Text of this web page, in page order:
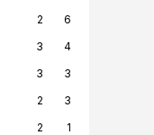
2
6
3
4
3
3
2
3
2
1